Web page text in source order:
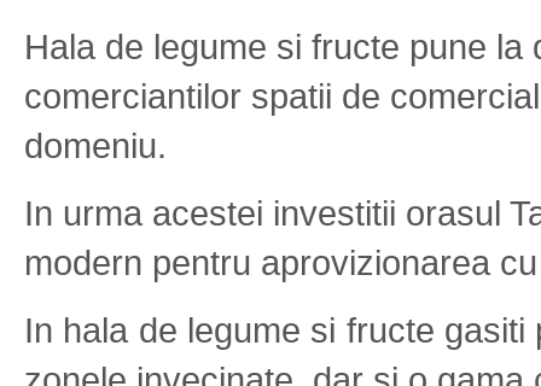
Hala de legume si fructe pune
comerciantilor spatii de
domeniu.
In urma acestei investitii orasul
modern pentru aprovizionarea
In hala de legume si fructe